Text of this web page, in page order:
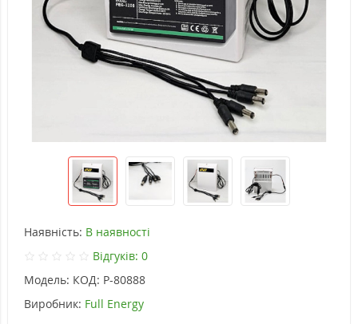
Наявність: В наявності
Відгуків: 0
Модель: КОД: P-80888
Виробник: Full Energy